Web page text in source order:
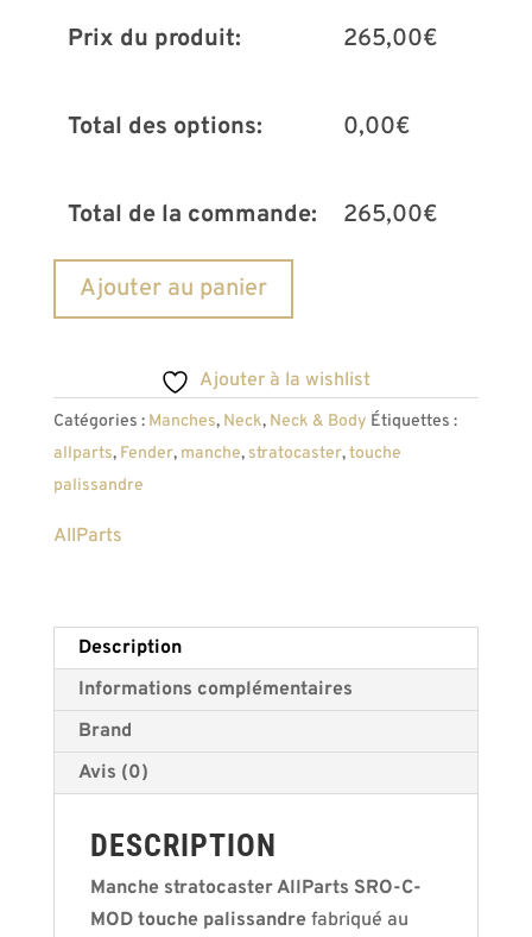
Prix du produit: 265,00€
Total des options: 0,00€
Total de la commande: 265,00€
quantité
AllParts
SRO-
MOD
touche
10
poncé
prêt
vernir
Ajouter au panier
e
r
:
Ajouter à la wishlist
Catégories : Manches, Neck, Neck & Body Étiquettes :
allparts, Fender, manche, stratocaster,touche
palissandre
AllParts
Description
Informations complémentaires
Brand
Avis (0)
DESCRIPTION
Manche stratocaster AllParts SRO-C-
MOD touche palissandrefabriqué au